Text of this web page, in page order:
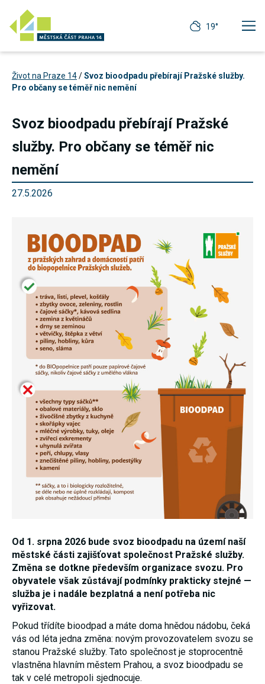
19°
Život na Praze 14/Svoz bioodpadu přebírají Pražské služby.
Pro občany se téměř nic nemění
Svoz bioodpadu přebírají Pražské
služby. Pro občany se téměř nic
nemění
27.5.2026
Od 1. srpna 2026 bude svoz bioodpadu na území naší
městské části zajišťovat společnost Pražské služby.
Změna se dotkne především organizace svozu. Pro
obyvatele však zůstávají podmínky prakticky stejné —
služba je i nadále bezplatná a není potřeba nic
vyřizovat.
Pokud třídíte bioodpad a máte doma hnědou nádobu, čeká
vás od léta jedna změna: novým provozovatelem svozu se
stanou Pražské služby. Tato společnost je stoprocentně
vlastněna hlavním městem Prahou, a svoz bioodpadu se
tak v celé metropoli sjednocuje.
cookies
Technické
cookies jsou
nezbytné pro
správné
fungování
funkcí, které
nabízí.
Nepožadujeme
Váš souhlas s
využitím
technických
našem webu.
Z tohoto
důvodu
technické
cookies
nemohou být
individuálně
deaktivovány
nebo
aktivovány.
Analytické
cookies
Analytické
umožňují
měření
výkonu
našeho webu
a našich
reklamních
kampaní.
počet návštěv
a zdroje
návštěv
našich
internetových
stránek. Data